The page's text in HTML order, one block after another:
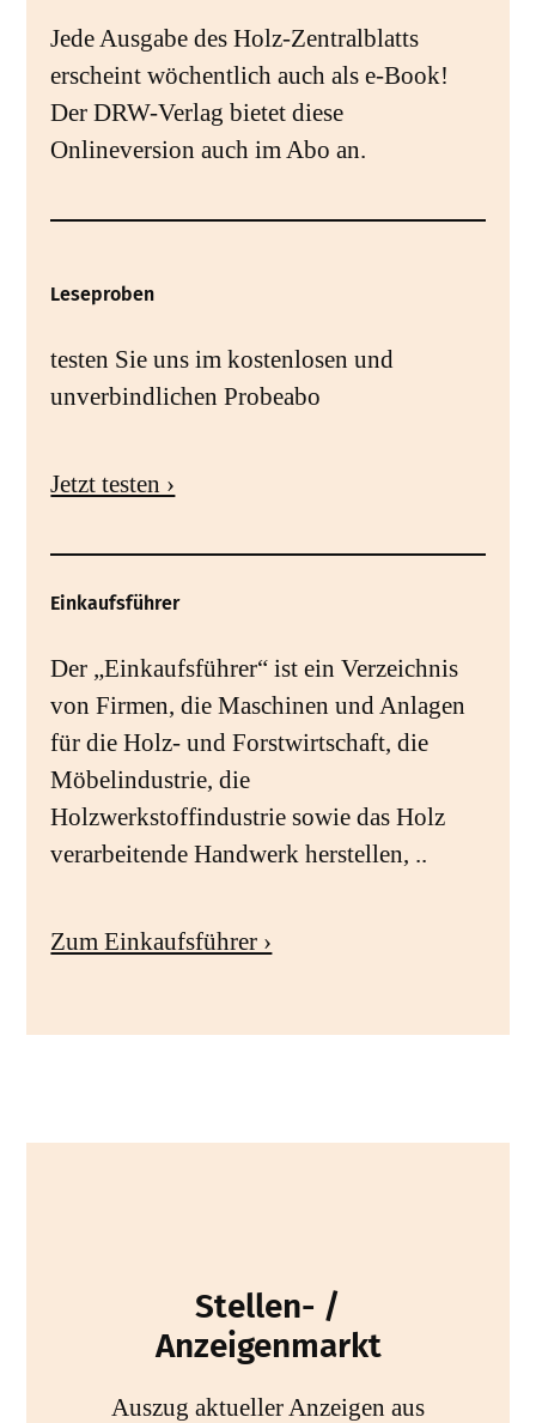
Jede Ausgabe des Holz-Zentralblatts
erscheint wöchentlich auch als e-Book!
Der DRW-Verlag bietet diese
Onlineversion auch im Abo an.
Leseproben
testen Sie uns im kostenlosen und
unverbindlichen Probeabo
Jetzt testen ›
Einkaufsführer
Der „Einkaufsführer“ ist ein Verzeichnis
von Firmen, die Maschinen und Anlagen
für die Holz- und Forstwirtschaft, die
Möbelindustrie, die
Holzwerkstoffindustrie sowie das Holz
verarbeitende Handwerk herstellen, ..
Zum Einkaufsführer ›
Stellen- /
Anzeigenmarkt
Auszug aktueller Anzeigen aus